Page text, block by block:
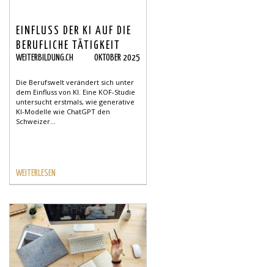
EINFLUSS DER KI AUF DIE
BERUFLICHE TÄTIGKEIT
UND WEITERBILDUNG
WEITERBILDUNG.CH OKTOBER 2025
Die Berufswelt verändert sich unter
dem Einfluss von KI. Eine KOF-Studie
untersucht erstmals, wie generative
KI-Modelle wie ChatGPT den
Schweizer...
WEITERLESEN